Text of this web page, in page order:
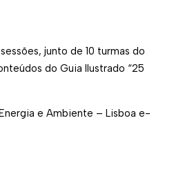
junto de 10 turmas do
do Guia Ilustrado “25
e Ambiente – Lisboa e-